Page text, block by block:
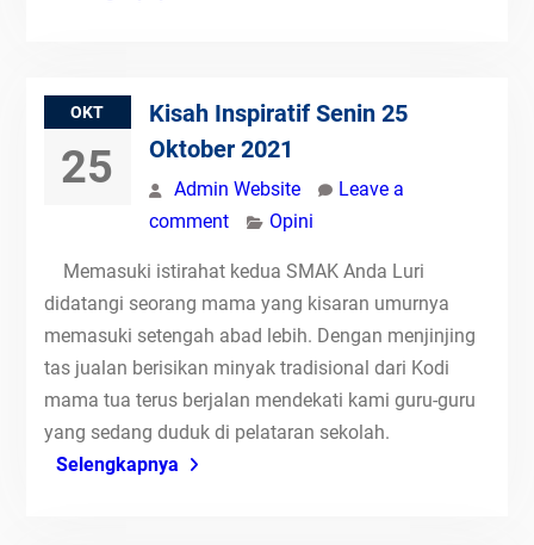
OKT
25
Kisah Inspiratif Senin 25
Oktober 2021
Admin Website
Leave a
comment
Opini
Memasuki istirahat kedua SMAK Anda Luri
didatangi seorang mama yang kisaran umurnya
memasuki setengah abad lebih. Dengan menjinjing
tas jualan berisikan minyak tradisional dari Kodi
mama tua terus berjalan mendekati kami guru-guru
yang sedang duduk di pelataran sekolah.
Selengkapnya